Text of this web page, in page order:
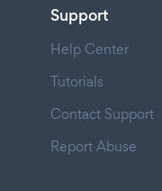
Support
Help Center
Tutorials
Contact Support
Report Abuse